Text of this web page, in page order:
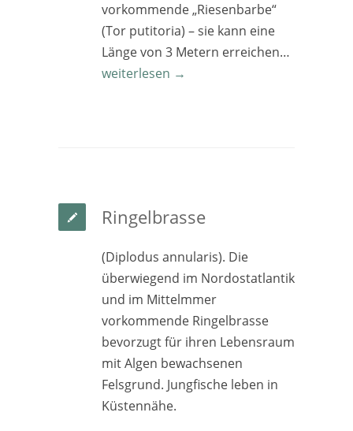
vorkommende „Riesenbarbe“
(Tor putitoria) – sie kann eine
Länge von 3 Metern erreichen…
weiterlesen →
Ringelbrasse
(Diplodus annularis). Die
überwiegend im Nordostatlantik
und im Mittelmmer
vorkommende Ringelbrasse
bevorzugt für ihren Lebensraum
mit Algen bewachsenen
Felsgrund. Jungfische leben in
Küstennähe.